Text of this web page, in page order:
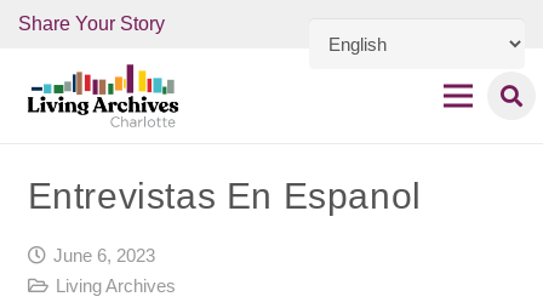
Share Your Story
Entrevistas En Espanol
June 6, 2023
Living Archives